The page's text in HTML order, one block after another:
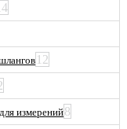
12
измерений8